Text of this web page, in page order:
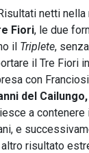
netti
Fiori, le due
il Triplete,
il Tre Fiori
con
del Cailungo,
a contenere
e
risultato